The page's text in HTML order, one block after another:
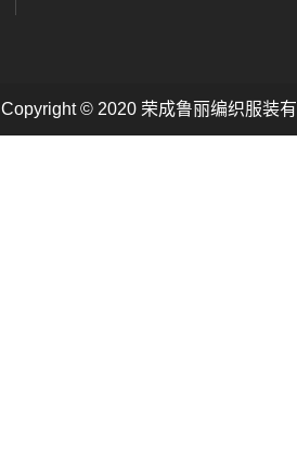
Copyright © 2020 荣成鲁丽编织服装